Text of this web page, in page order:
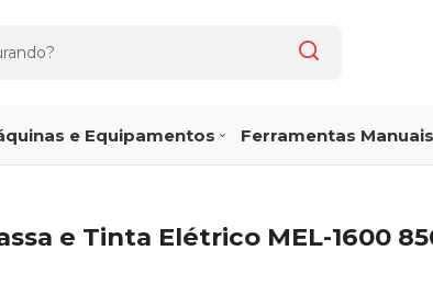
e Equipamentos Ferramentas Manuais
e Tinta Elétrico MEL-1600